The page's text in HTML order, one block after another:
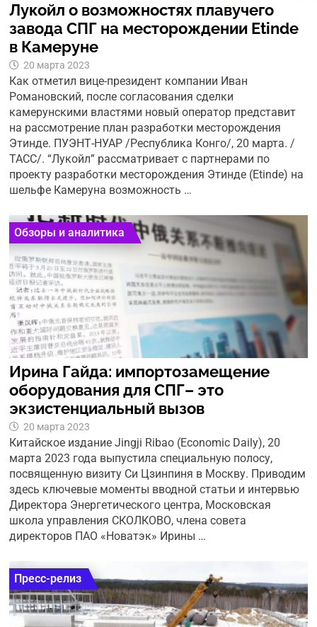
Лукойл о возможностях плавучего
завода СПГ на месторождении Etinde
в Камеруне
20 марта 2023
Как отметил вице-президент компании Иван
Романовский, после согласования сделки
камерунскими властями новый оператор представит
на рассмотрение план разработки месторождения
Этинде. ПУЭНТ-НУАР /Республика Конго/, 20 марта. /
ТАСС/. “Лукойл” рассматривает с партнерами по
проекту разработки месторождения Этинде (Etinde) на
шельфе Камеруна возможность …
Обзоры и аналитика
Ирина Гайда: импортозамещение
оборудования для СПГ– это
экзистенциальный вызов
20 марта 2023
Китайское издание Jingji Ribao (Economic Daily), 20
марта 2023 года выпустила специальную полосу,
посвященную визиту Си Цзинпиня в Москву. Приводим
здесь ключевые моменты вводной статьи и интервью
Директора Энергетического центра, Московская
школа управления СКОЛКОВО, члена совета
директоров ПАО «Новатэк» Ирины …
Пресс-релиз